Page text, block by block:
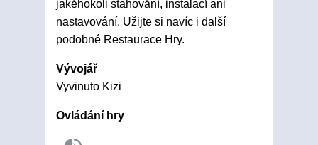
jakéhokoli stahování, instalací ani
nastavování. Užijte si navíc i další
podobné Restaurace Hry.
Vývojář
Vyvinuto Kizi
Ovládání hry